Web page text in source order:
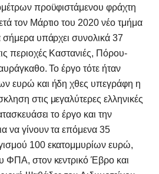
προϋφιστάμενου φράχτη
τον Μάρτιο του 2020 νέο τμήμα
σήμερα υπάρχει συνολικά 37
περιοχές Καστανιές, Πόρου-
Το έργο τότε ήταν
ευρώ και ήδη χθες υπεγράφη η
στις μεγαλύτερες ελληνικές
το έργο και την
να γίνουν τα επόμενα 35
100 εκατομμυρίων ευρώ,
ΦΠΑ, στον κεντρικό Έβρο και